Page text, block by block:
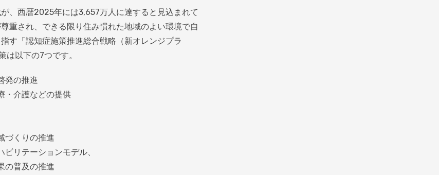
、西暦2025年には3,657万人に達すると見込まれて
重され、できる限り住み慣れた地域のよい環境で自
す「認知症施策推進総合戦略（新オレンジプラ
は以下の7つです。
発の推進
・介護などの提供
づくりの推進
リテーションモデル、
普及の推進